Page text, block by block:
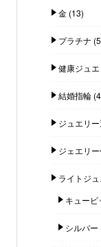
金(13)
プラチナ
健康ジュ
結婚指輪
ジュエリ
ジェエリー
ライトジ
キュービ
シルバー